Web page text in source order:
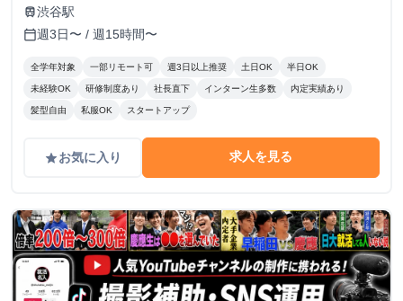
train渋谷駅
calendar_today週3日〜 / 週15時間〜
全学年対象 一部リモート可 週3日以上推奨 土日OK 半日OK
未経験OK 研修制度あり 社長直下 インターン生多数 内定実績あり
髪型自由 私服OK スタートアップ
gradeお気に入り 求人を見る